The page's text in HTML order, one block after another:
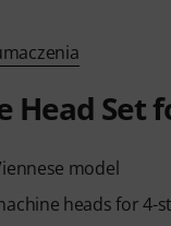
Head Set
model
heads for 4-